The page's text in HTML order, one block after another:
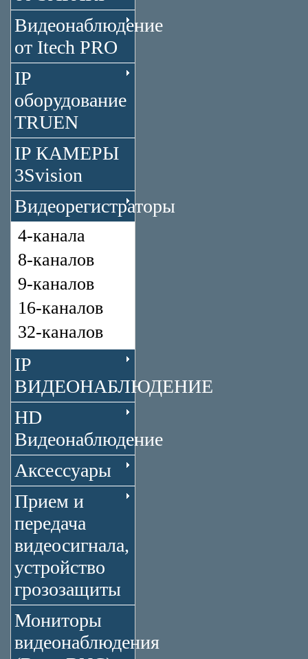
Видеонаблюдение
от Itech PRO
IP
оборудование
TRUEN
IP КАМЕРЫ
3Svision
Видеорегистраторы
4-канала
8-каналов
9-каналов
16-каналов
32-каналов
IP
ВИДЕОНАБЛЮДЕНИЕ
HD
Видеонаблюдение
Аксессуары
Прием и
передача
видеосигнала,
устройство
грозозащиты
Мониторы
видеонаблюдения